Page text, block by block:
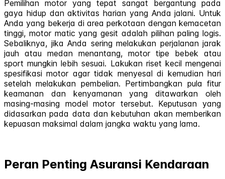
Pemilihan motor yang tepat sangat bergantung pada
gaya hidup dan aktivitas harian yang Anda jalani. Untuk
Anda yang bekerja di area perkotaan dengan kemacetan
tinggi, motor matic yang gesit adalah pilihan paling logis.
Sebaliknya, jika Anda sering melakukan perjalanan jarak
jauh atau medan menantang, motor tipe bebek atau
sport mungkin lebih sesuai. Lakukan riset kecil mengenai
spesifikasi motor agar tidak menyesal di kemudian hari
setelah melakukan pembelian. Pertimbangkan pula fitur
keamanan dan kenyamanan yang ditawarkan oleh
masing-masing model motor tersebut. Keputusan yang
didasarkan pada data dan kebutuhan akan memberikan
kepuasan maksimal dalam jangka waktu yang lama.
Peran Penting Asuransi Kendaraan